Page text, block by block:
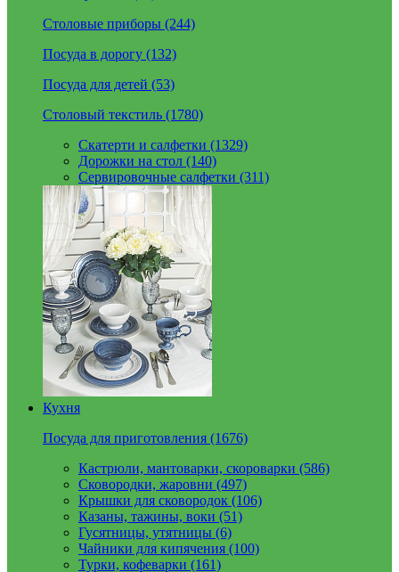
Столовые приборы (244)
Посуда в дорогу (132)
Посуда для детей (53)
Столовый текстиль (1780)
Скатерти и салфетки (1329)
Дорожки на стол (140)
Сервировочные салфетки (311)
Кухня
Посуда для приготовления (1676)
Кастрюли, мантоварки, скороварки (586)
Сковородки, жаровни (497)
Крышки для сковородок (106)
Казаны, тажины, воки (51)
Гусятницы, утятницы (6)
Чайники для кипячения (100)
Турки, кофеварки (161)